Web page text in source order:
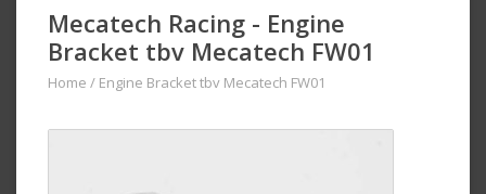
Mecatech Racing - Engine
Bracket tbv Mecatech FW01
Home / Engine Bracket tbv Mecatech FW01